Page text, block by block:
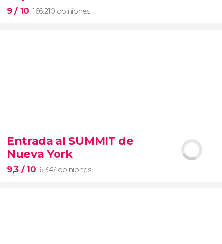
9/ 10 166.210 opiniones
visita guiada por los Museos Vaticanos y la Capilla
Sixtina
entrada preferente
Entrada al SUMMIT de
Nueva York
9,3 / 10 6.347 opiniones